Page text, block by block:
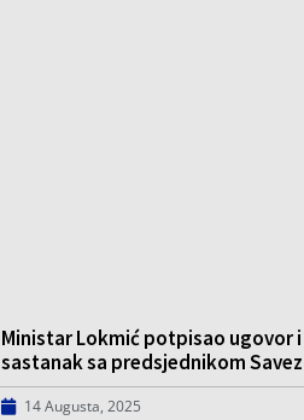
Ministar Lokmić potpisao ugovor
sastanak sa predsjednikom
14 Augusta, 2025